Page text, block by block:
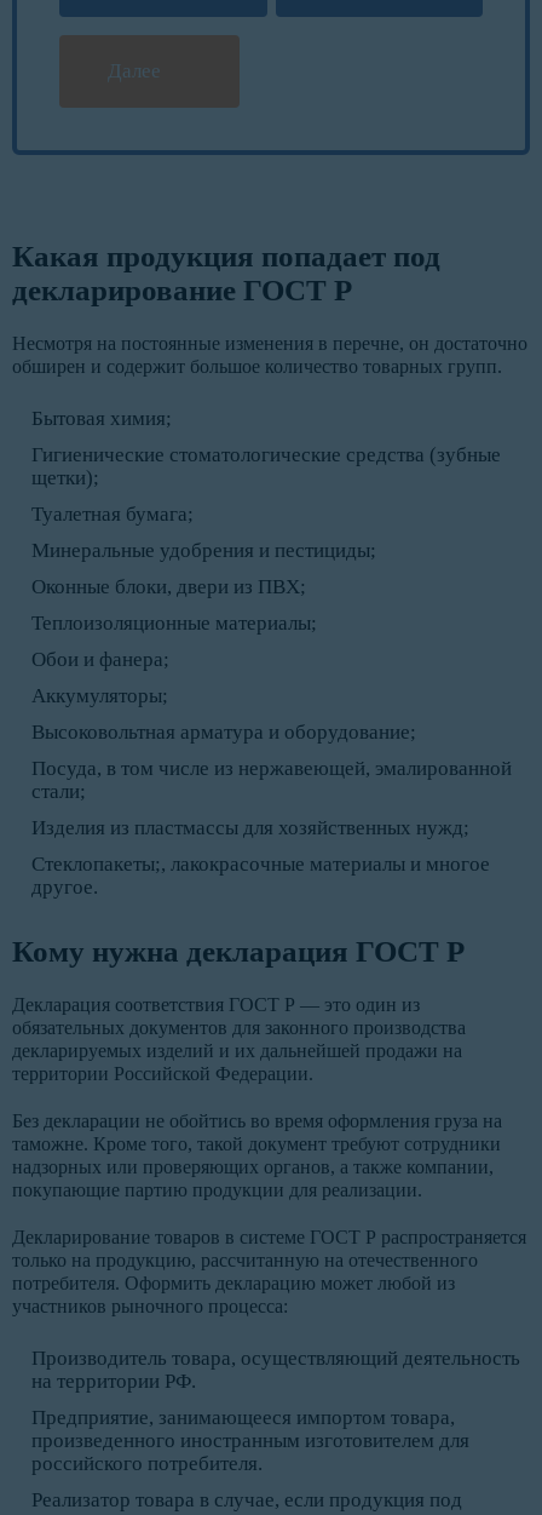
Далее
Какая продукция попадает под
декларирование ГОСТ Р
Несмотря на постоянные изменения в перечне, он достаточно
обширен и содержит большое количество товарных групп.
Бытовая химия;
Гигиенические стоматологические средства (зубные
щетки);
Туалетная бумага;
Минеральные удобрения и пестициды;
Оконные блоки, двери из ПВХ;
Теплоизоляционные материалы;
Обои и фанера;
Аккумуляторы;
Высоковольтная арматура и оборудование;
Посуда, в том числе из нержавеющей, эмалированной
стали;
Изделия из пластмассы для хозяйственных нужд;
Стеклопакеты;, лакокрасочные материалы и многое
другое.
Кому нужна декларация ГОСТ Р
Декларация соответствия ГОСТ Р — это один из
обязательных документов для законного производства
декларируемых изделий и их дальнейшей продажи на
территории Российской Федерации.
Без декларации не обойтись во время оформления груза на
таможне. Кроме того, такой документ требуют сотрудники
надзорных или проверяющих органов, а также компании,
покупающие партию продукции для реализации.
Декларирование товаров в системе ГОСТ Р распространяется
только на продукцию, рассчитанную на отечественного
потребителя. Оформить декларацию может любой из
участников рыночного процесса:
Производитель товара, осуществляющий деятельность
на территории РФ.
Предприятие, занимающееся импортом товара,
произведенного иностранным изготовителем для
российского потребителя.
Реализатор товара в случае, если продукция под